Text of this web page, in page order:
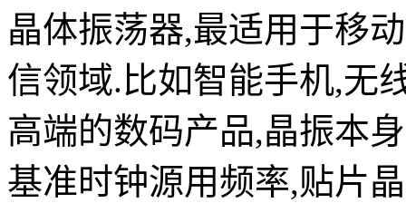
晶体振荡器,最适用于移
信领域.比如智能手机,无
高端的数码产品,晶振本
基准时钟源用频率,贴片